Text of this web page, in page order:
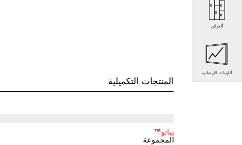
المنتجات التكميلية
بياتو™
المجموعة
الخزائن
اللوحات الإرشادية